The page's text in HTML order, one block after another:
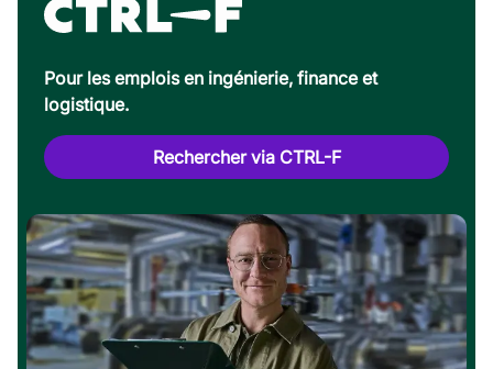
Pour les emplois en ingénierie, finance et
logistique.
Rechercher via CTRL-F